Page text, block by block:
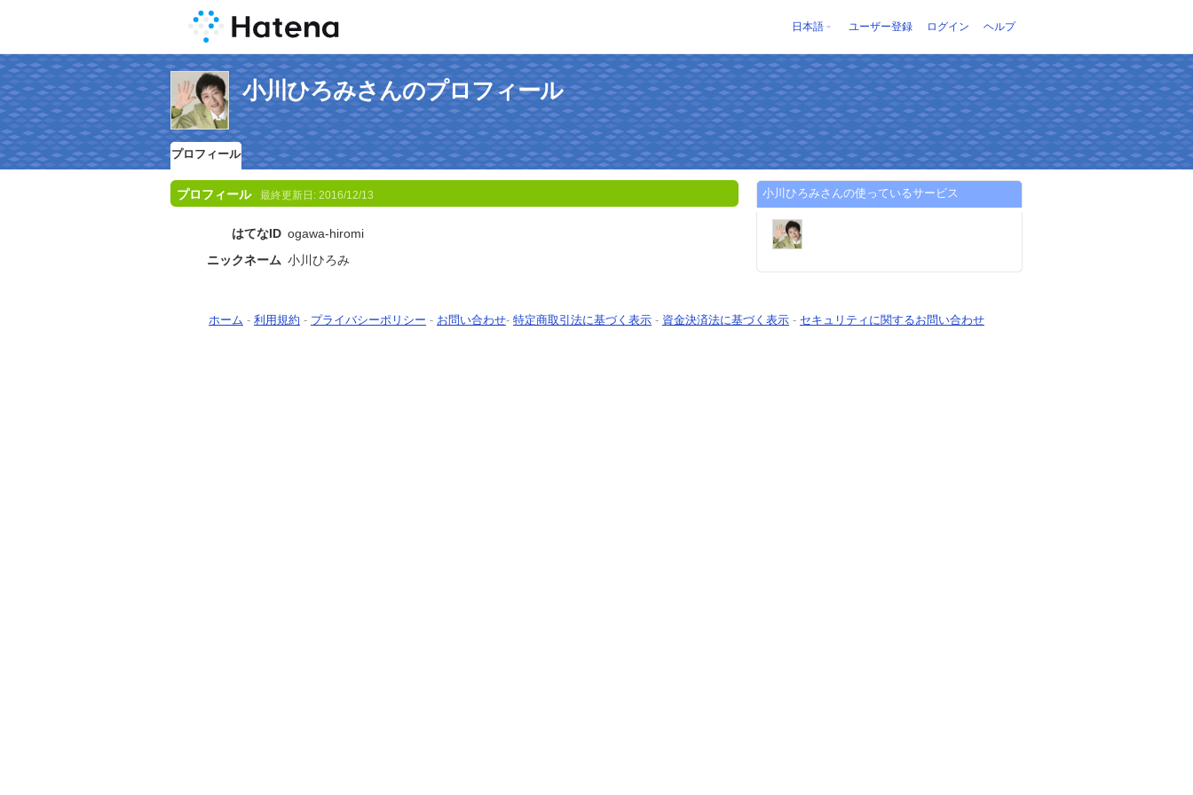
日本語 ユーザー登録 ログイン ヘルプ
小川ひろみさんのプロフィール
プロフィール
プロフィール 最終更新日: 2016/12/13
はてなID ogawa-hiromi
ニックネーム 小川ひろみ
小川ひろみさんの使っているサービス
ホーム - 利用規約 - プライバシーポリシー - お問い合わせ- 特定商取引法に基づく表示 - 資金決済法に基づく表示 - セキュリティに関するお問い合わせ